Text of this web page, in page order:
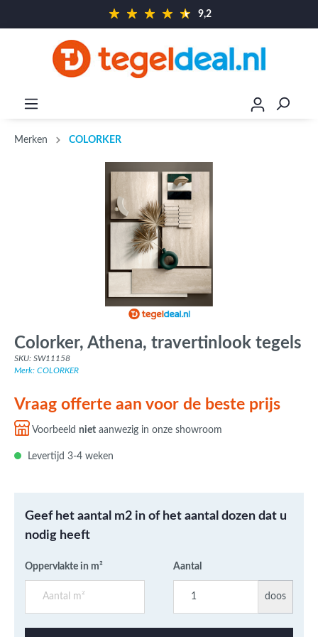
9,2
Merken COLORKER
Colorker, Athena, travertinlook tegels
SKU: SW11158
Merk: COLORKER
Vraag offerte aan voor de beste prijs
Voorbeeld niet aanwezig in onze showroom
Levertijd 3-4 weken
Geef het aantal m2 in of het aantal dozen dat u
nodig heeft
Oppervlakte in m² Aantal
doos